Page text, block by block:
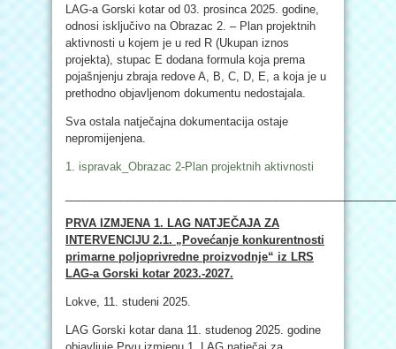
LAG-a Gorski kotar od 03. prosinca 2025. godine,
odnosi isključivo na Obrazac 2. – Plan projektnih
aktivnosti u kojem je u red R (Ukupan iznos
projekta), stupac E dodana formula koja prema
pojašnjenju zbraja redove A, B, C, D, E, a koja je u
prethodno objavljenom dokumentu nedostajala.
Sva ostala natječajna dokumentacija ostaje
nepromijenjena.
1. ispravak_Obrazac 2-Plan projektnih aktivnosti
PRVA IZMJENA 1. LAG NATJEČAJA ZA
INTERVENCIJU 2.1. „Povećanje konkurentnosti
primarne poljoprivredne proizvodnje“ iz LRS
LAG-a Gorski kotar 2023.-2027.
Lokve, 11. studeni 2025.
LAG Gorski kotar dana 11. studenog 2025. godine